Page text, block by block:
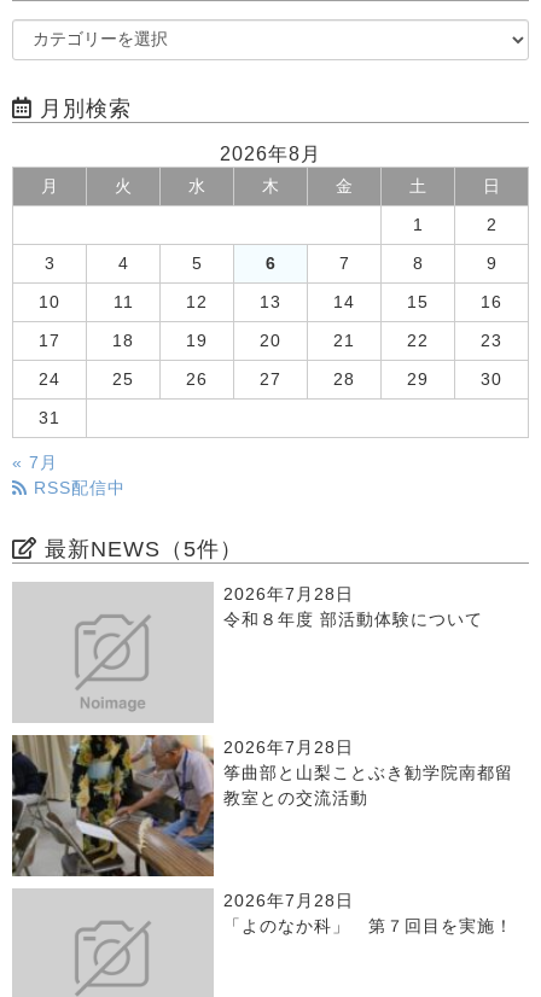
月別検索
2026年8月
月 火 水 木 金 土 日
1 2
3 4 5 6 7 8 9
10 11 12 13 14 15 16
17 18 19 20 21 22 23
24 25 26 27 28 29 30
31
« 7月
RSS配信中
最新NEWS（5件）
2026年7月28日
令和８年度 部活動体験について
2026年7月28日
筝曲部と山梨ことぶき勧学院南都留
教室との交流活動
2026年7月28日
「よのなか科」 第７回目を実施！